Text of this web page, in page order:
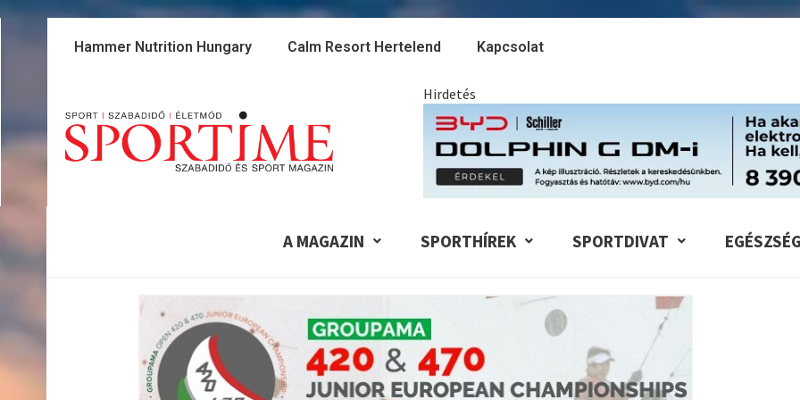
Skip
Hammer Nutrition Hungary Calm Resort Hertelend Kapcsolat
Hirdetés
A MAGAZIN SPORTHÍREK SPORTDIVAT EGÉSZSÉG